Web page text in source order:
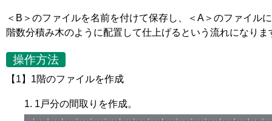
＜B＞のファイルを名前を付けて保存し、＜A＞のファイル
階数分積み木のように配置して仕上げるという流れになりま
操作方法
【1】1階のファイルを作成
1戸分の間取りを作成。